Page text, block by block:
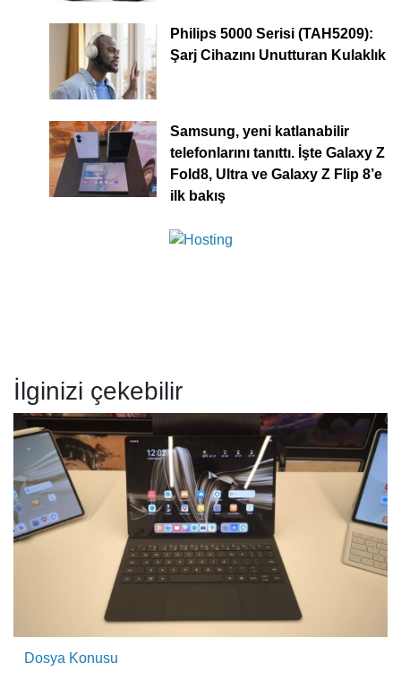
Philips 5000 Serisi (TAH5209):
Şarj Cihazını Unutturan Kulaklık
Samsung, yeni katlanabilir
telefonlarını tanıttı. İşte Galaxy Z
Fold8, Ultra ve Galaxy Z Flip 8’e
ilk bakış
İlginizi çekebilir
Dosya Konusu